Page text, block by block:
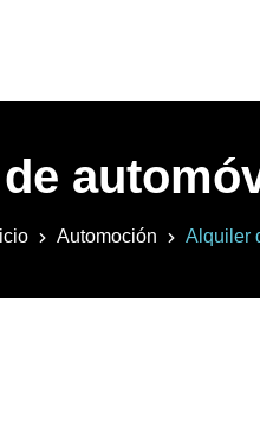
Automoción Alquiler